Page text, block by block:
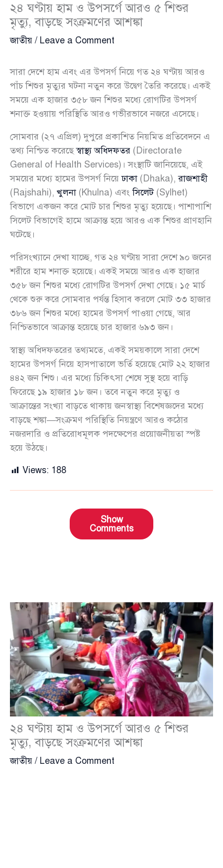
২৪ ঘণ্টায় হাম ও উপসর্গে আরও ৫ শিশুর
মৃত্যু, বাড়ছে সংক্রমণের আশঙ্কা
জাতীয় / Leave a Comment
সারা দেশে হাম এবং এর উপসর্গ নিয়ে গত ২৪ ঘণ্টায় আরও
পাঁচ শিশুর মৃত্যুর ঘটনা নতুন করে উদ্বেগ তৈরি করেছে। একই
সময়ে এক হাজার ৩৫৮ জন শিশুর মধ্যে রোগটির উপসর্গ
শনাক্ত হওয়ায় পরিস্থিতি আরও গভীরভাবে নজরে এসেছে।
সোমবার (২৭ এপ্রিল) দুপুরে প্রকাশিত নিয়মিত প্রতিবেদনে এ
তথ্য নিশ্চিত করেছেস্বাস্থ্য অধিদফতর (Directorate
General of Health Services)। সংস্থাটি জানিয়েছে, এই
সময়ের মধ্যে হামের উপসর্গ নিয়েঢাকা (Dhaka),রাজশাহী
(Rajshahi), খুলনা (Khulna) এবংসিলেট(Sylhet)
বিভাগে একজন করে মোট চার শিশুর মৃত্যু হয়েছে। পাশাপাশি
সিলেট বিভাগেই হামে আক্রান্ত হয়ে আরও এক শিশুর প্রাণহানি
ঘটেছে।
পরিসংখ্যানে দেখা যাচ্ছে, গত ২৪ ঘণ্টায় সারা দেশে ৯০ জনের
শরীরে হাম শনাক্ত হয়েছে। একই সময়ে আরও এক হাজার
৩৫৮ জন শিশুর মধ্যে রোগটির উপসর্গ দেখা গেছে। ১৫ মার্চ
থেকে শুরু করে সোমবার পর্যন্ত হিসাব করলে মোট ৩৩ হাজার
৩৮৬ জন শিশুর মধ্যে হামের উপসর্গ পাওয়া গেছে, আর
নিশ্চিতভাবে আক্রান্ত হয়েছে চার হাজার ৬৯৩ জন।
স্বাস্থ্য অধিদফতরের তথ্যমতে, একই সময়কালে সারা দেশে
হামের উপসর্গ নিয়ে হাসপাতালে ভর্তি হয়েছে মোট ২২ হাজার
৪৪২ জন শিশু। এর মধ্যে চিকিৎসা শেষে সুস্থ হয়ে বাড়ি
ফিরেছে ১৯ হাজার ১৮ জন। তবে নতুন করে মৃত্যু ও
আক্রান্তের সংখ্যা বাড়তে থাকায় জনস্বাস্থ্য বিশেষজ্ঞদের মধ্যে
বাড়ছে শঙ্কা—সংক্রমণ পরিস্থিতি নিয়ন্ত্রণে আরও কঠোর
নজরদারি ও প্রতিরোধমূলক পদক্ষেপের প্রয়োজনীয়তা স্পষ্ট
হয়ে উঠছে।
Views: 188
Show
Comments
২৪ ঘণ্টায় হাম ও উপসর্গে আরও ৫ শিশুর
মৃত্যু, বাড়ছে সংক্রমণের আশঙ্কা
জাতীয় / Leave a Comment